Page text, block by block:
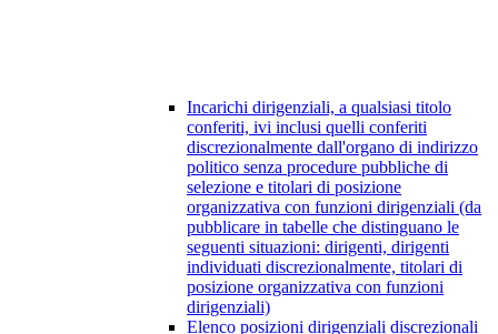
Incarichi dirigenziali, a qualsiasi titolo
conferiti, ivi inclusi quelli conferiti
discrezionalmente dall'organo di indirizzo
politico senza procedure pubbliche di
selezione e titolari di posizione
organizzativa con funzioni dirigenziali (da
pubblicare in tabelle che distinguano le
seguenti situazioni: dirigenti, dirigenti
individuati discrezionalmente, titolari di
posizione organizzativa con funzioni
dirigenziali)
Elenco posizioni dirigenziali discrezionali